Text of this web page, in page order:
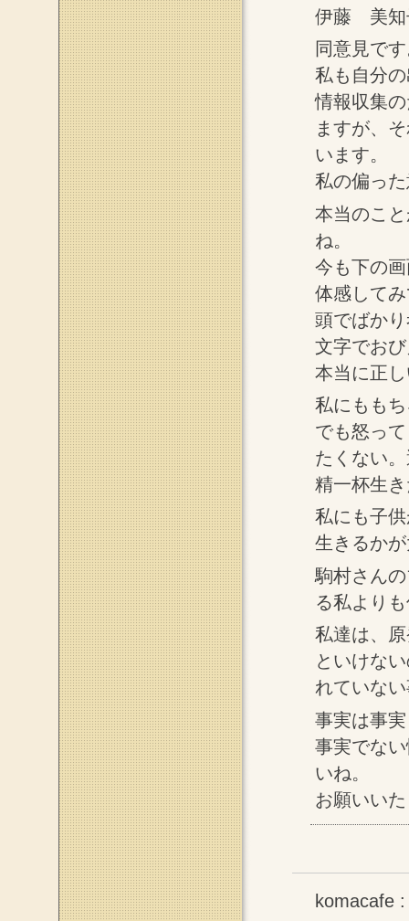
伊藤 美知
同意見で
私も自分
情報収集
ますが、
います。
私の偏っ
本当のこ
ね。
今も下の
体感して
頭でばか
文字でお
本当に正
私にもも
でも怒っ
たくない
精一杯生
私にも子
生きるか
駒村さん
る私より
私達は、
といけな
れていな
事実は事
事実でな
いね。
お願いい
komacafe :